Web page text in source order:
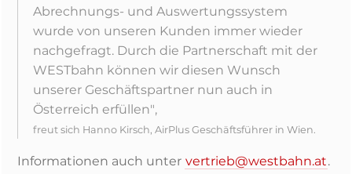
Abrechnungs- und Auswertungssystem
wurde von unseren Kunden immer wieder
nachgefragt. Durch die Partnerschaft mit der
WESTbahn können wir diesen Wunsch
unserer Geschäftspartner nun auch in
Österreich erfüllen",
freut sich Hanno Kirsch, AirPlus Geschäftsführer in Wien.
Informationen auch unter vertrieb@westbahn.at.